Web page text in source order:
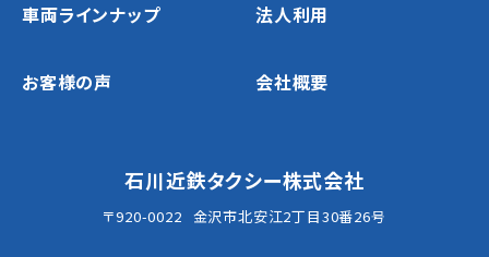
車両ラインナップ 法人利用
お客様の声 会社概要
石川近鉄タクシー株式会社
〒920-0022 金沢市北安江2丁目30番26号